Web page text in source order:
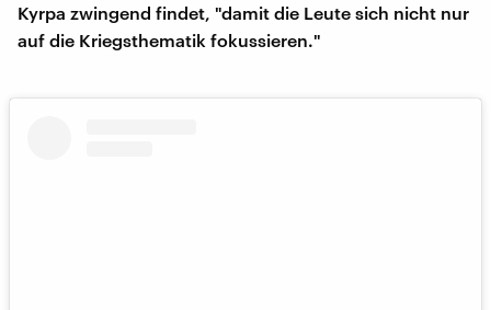
Kyrpa zwingend findet, "damit die Leute sich nicht nur
auf die Kriegsthematik fokussieren."